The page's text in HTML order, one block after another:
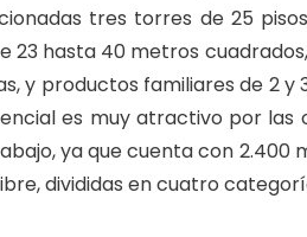
tres torres de 25
23 hasta 40 metros
y productos familiares de 2 y
es muy atractivo por
ya que cuenta con 2.400
divididas en cuatro